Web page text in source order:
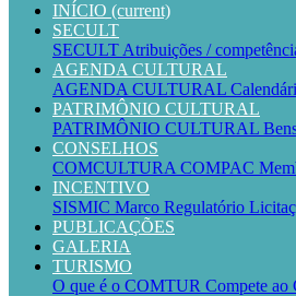
INÍCIO (current)
SECULT
SECULT Atribuições /
AGENDA CULTURAL
AGENDA CULTURAL
PATRIMÔNIO CULTURAL
PATRIMÔNIO CULTURAL
CONSELHOS
COMCULTURA COMPAC
INCENTIVO
SISMIC Marco Regulatório
PUBLICAÇÕES
GALERIA
TURISMO
O que é o COMTUR Compete